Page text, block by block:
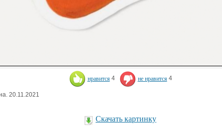
нравится 4 не нравится 4
20.11.2021
Скачать картинку